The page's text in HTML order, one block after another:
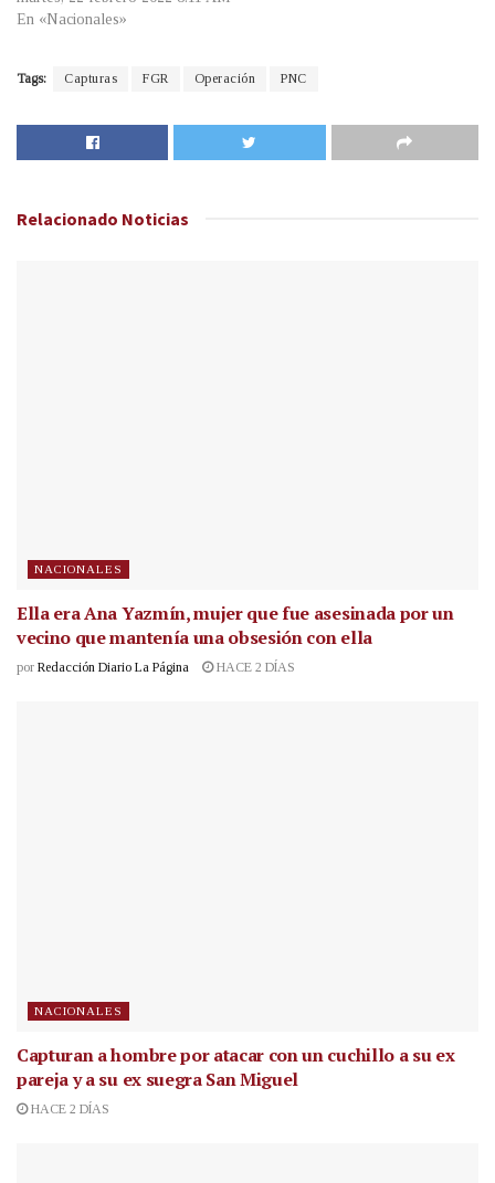
En «Nacionales»
Tags: Capturas FGR Operación PNC
Relacionado Noticias
NACIONALES
Ella era Ana Yazmín, mujer que fue asesinada por un
vecino que mantenía una obsesión con ella
por Redacción Diario La Página HACE 2 DÍAS
NACIONALES
Capturan a hombre por atacar con un cuchillo a su ex
pareja y a su ex suegra San Miguel
HACE 2 DÍAS